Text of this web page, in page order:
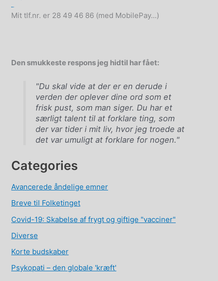
Mit tlf.nr. er 28 49 46 86 (med MobilePay...)
Den smukkeste respons jeg hidtil har fået:
"Du skal vide at der er en derude i
verden der oplever dine ord som et
frisk pust, som man siger. Du har et
særligt talent til at forklare ting, som
der var tider i mit liv, hvor jeg troede at
det var umuligt at forklare for nogen."
Categories
Avancerede åndelige emner
Breve til Folketinget
Covid-19: Skabelse af frygt og giftige "vacciner"
Diverse
Korte budskaber
Psykopati – den globale 'kræft'